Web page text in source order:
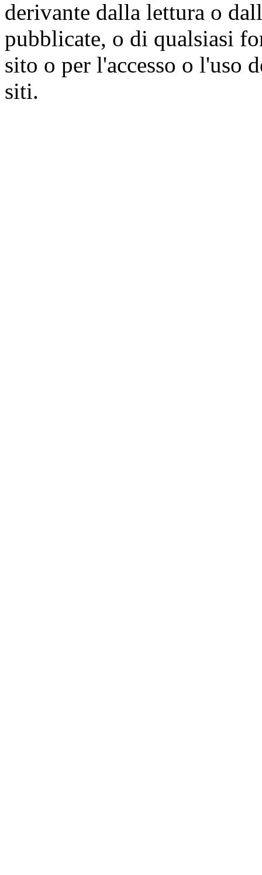
derivante dalla lettura o
pubblicate, o di qualsiasi
sito o per l'accesso o l'uso
siti.